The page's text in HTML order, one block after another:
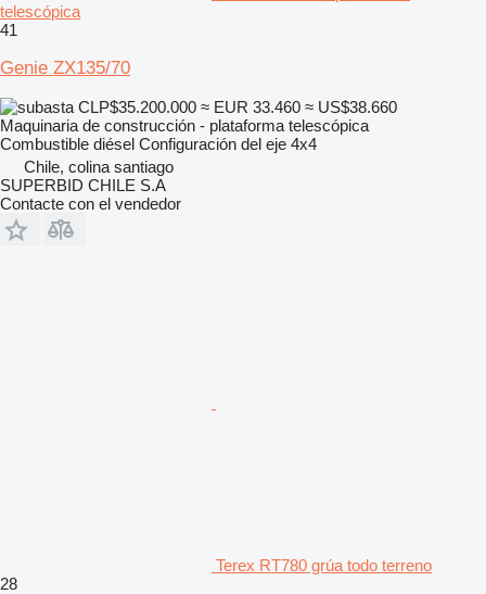
telescópica
41
Genie ZX135/70
CLP$35.200.000 ≈ EUR 33.460 ≈ US$38.660
Maquinaria de construcción - plataforma telescópica
Combustible diésel Configuración del eje 4x4
Chile, colina santiago
SUPERBID CHILE S.A
Contacte con el vendedor
Terex RT780 grúa todo terreno
28